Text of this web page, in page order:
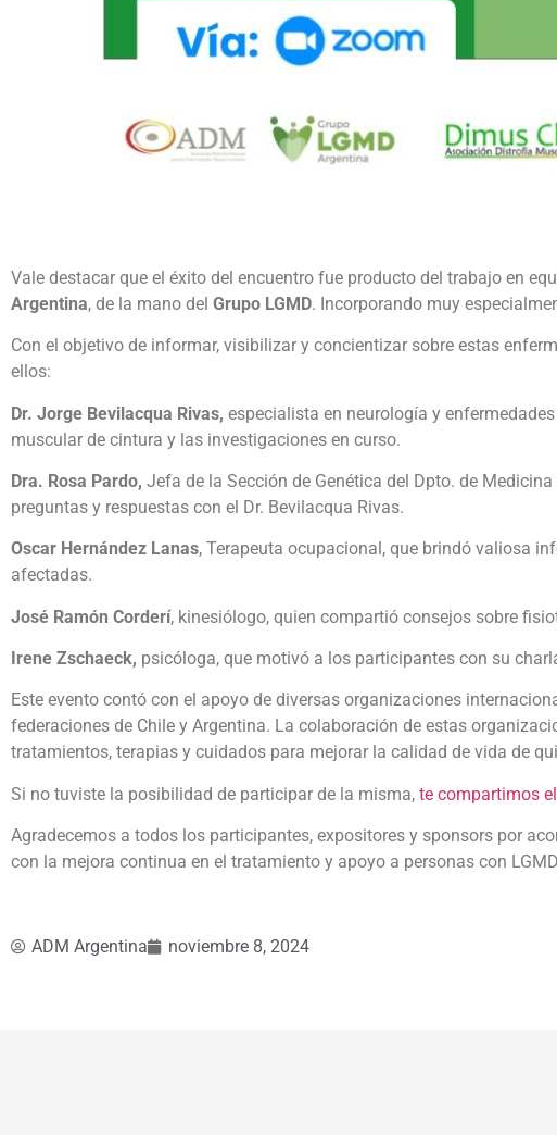
Vale destacar que el éxito del encuentro fue producto del trabajo en
Argentina, de la mano del Grupo LGMD. Incorporando muy
Con el objetivo de informar, visibilizar y concientizar sobre estas
ellos:
Dr. Jorge Bevilacqua Rivas, especialista en neurología y
muscular de cintura y las investigaciones en curso.
Dra. Rosa Pardo, Jefa de la Sección de Genética del Dpto. de
preguntas y respuestas con el Dr. Bevilacqua Rivas.
Oscar Hernández Lanas, Terapeuta ocupacional, que brindó valiosa
afectadas.
José Ramón Corderí, kinesiólogo, quien compartió consejos sobre
Irene Zschaeck, psicóloga, que motivó a los participantes con su
Este evento contó con el apoyo de diversas organizaciones
federaciones de Chile y Argentina. La colaboración de estas
tratamientos, terapias y cuidados para mejorar la calidad de vida de
Si no tuviste la posibilidad de participar de la misma, te compartimos
Agradecemos a todos los participantes, expositores y sponsors por
con la mejora continua en el tratamiento y apoyo a personas con
ADM Argentina noviembre 8, 2024